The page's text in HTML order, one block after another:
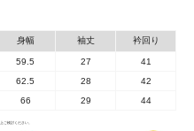
身幅 袖丈 衿回り
59.5 27
41
62.5 28
42
66 29 44
ご検討ください。